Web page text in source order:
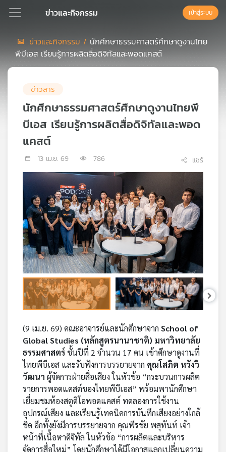
Podcast
แนะนำ
เพลง
บทความ
กิจกรรม
เกี่ยว
เข้าสู่ระบบ
ข่าวและกิจกรรม
ข่าวและกิจกรรม / นักศึกษาธรรมศาสตร์ศึกษาดูงานไทย
พีบีเอส เรียนรู้การผลิตสื่อดิจิทัลและพอดแคสต์
ข่าวสาร
นักศึกษาธรรมศาสตร์ศึกษาดูงานไทยพี
บีเอส เรียนรู้การผลิตสื่อดิจิทัลและพอด
แคสต์
13 เม.ย. 69 786 แชร์
(9 เม.ย. 69) คณะอาจารย์และนักศึกษาจาก School of
Global Studies (หลักสูตรนานาชาติ) มหาวิทยาลัย
ธรรมศาสตร์ชั้นปีที่ 2 จำนวน 17 คน เข้าศึกษาดูงานที่
ไทยพีบีเอส และรับฟังการบรรยายจาก คุณโสภิต หวังวิ
วัฒนา ผู้จัดการฝ่ายสื่อเสียง ในหัวข้อ “กระบวนการผลิต
รายการพอดแคสต์ของไทยพีบีเอส” พร้อมพานักศึกษา
เยี่ยมชมห้องสตูดิโอพอดแคสต์ ทดลองการใช้งาน
อุปกรณ์เสียง และเรียนรู้เทคนิคการบันทึกเสียงอย่างใกล้
ชิด อีกทั้งยังมีการบรรยายจาก คุณพีรชัย พสุทันท์ เจ้า
หน้าที่เนื้อหาดิจิทัล ในหัวข้อ “การผลิตและบริหาร
จัดการสื่อใหม่” โดยนักศึกษาได้มีโอกาสแลกเปลี่ยนความ